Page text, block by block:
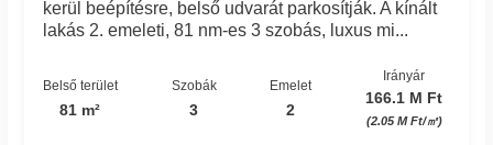
kerül beépítésre, belső udvarát parkosítják. A kínált
lakás 2. emeleti, 81 nm-es 3 szobás, luxus mi...
Belső terület
81 m²
Szobák
3
Emelet
2
Irányár
166.1 M Ft
(2.05 M Ft/㎡)